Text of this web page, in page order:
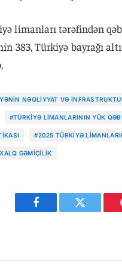
limanları tərəfindən
383, Türkiyə bayrağı
NƏQLIYYAT VƏ
#TÜRKIYƏ LIMANLARININ YÜK
#2025 TÜRKIYƏ
GƏMIÇILIK
Facebook Twitter